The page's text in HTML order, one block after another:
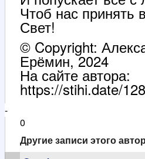
Чтоб нас принять
Свет!
© Copyright:
Ерёмин, 2024
На сайте автора:
https://stihi.date/
-
0
Другие записи этого